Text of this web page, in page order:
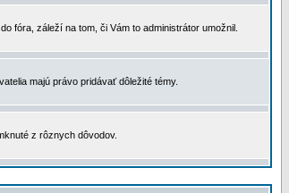
fóra, záleží na tom, či Vám to administrátor umožnil.
majú právo pridávať dôležité témy.
z rôznych dôvodov.